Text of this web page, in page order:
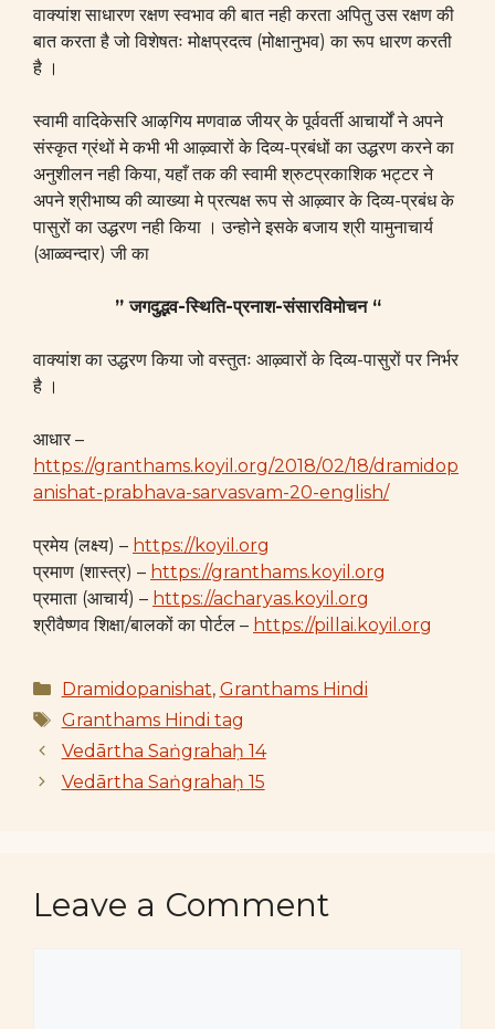
वाक्यांश साधारण रक्षण स्वभाव की बात नही करता अपितु उस रक्षण की
बात करता है जो विशेषतः मोक्षप्रदत्व (मोक्षानुभव) का रूप धारण करती
है ।
स्वामी वादिकेसरि आऴगिय मणवाळ जीयर् के पूर्ववर्ती आचार्यों ने अपने
संस्कृत ग्रंथों मे कभी भी आऴ्वारों के दिव्य-प्रबंधों का उद्धरण करने का
अनुशीलन नही किया, यहाँ तक की स्वामी श्रुटप्रकाशिक भट्टर ने
अपने श्रीभाष्य की व्याख्या मे प्रत्यक्ष रूप से आऴ्वार के दिव्य-प्रबंध के
पासुरों का उद्धरण नही किया । उन्होने इसके बजाय श्री यामुनाचार्य
(आळ्वन्दार) जीका
” जगदुद्भव-स्थिति-प्रनाश-संसारविमोचन “
वाक्यांश का उद्धरण किया जो वस्तुतः आऴ्वारों के दिव्य-पासुरों पर निर्भर
है ।
आधार –
https://granthams.koyil.org/2018/02/18/dramidop
anishat-prabhava-sarvasvam-20-english/
प्रमेय (लक्ष्य) – https://koyil.org
प्रमाण (शास्त्र) – https://granthams.koyil.org
प्रमाता (आचार्य) – https://acharyas.koyil.org
श्रीवैष्णव शिक्षा/बालकों का पोर्टल – https://pillai.koyil.org
Categories
Dramidopanishat, Granthams Hindi
Tags
Granthams Hindi tag
Vedārtha Saṅgrahaḥ 14
Vedārtha Saṅgrahaḥ 15
Leave a Comment